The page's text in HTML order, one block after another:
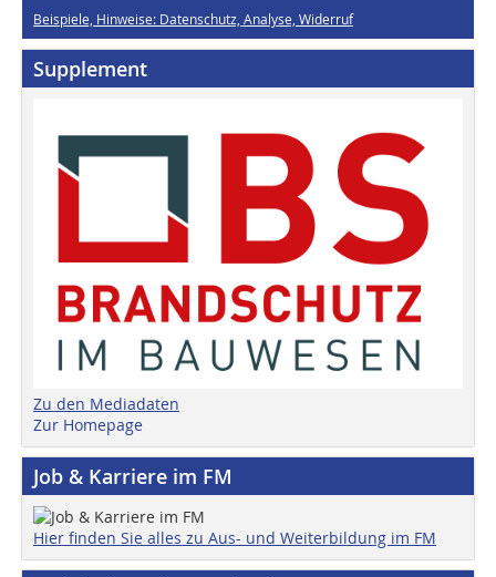
Beispiele, Hinweise: Datenschutz, Analyse, Widerruf
Supplement
Zu den Mediadaten
Zur Homepage
Job & Karriere im FM
Hier finden Sie alles zu Aus- und Weiterbildung im FM